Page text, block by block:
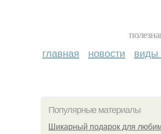
главная новости виды
Популярные материалы
Шикарный подарок для